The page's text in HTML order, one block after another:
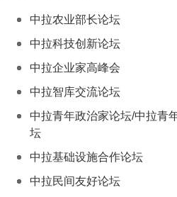
中拉农业部长论坛
中拉科技创新论坛
中拉企业家高峰会
中拉智库交流论坛
中拉青年政治家论坛/中拉青
坛
中拉基础设施合作论坛
中拉民间友好论坛